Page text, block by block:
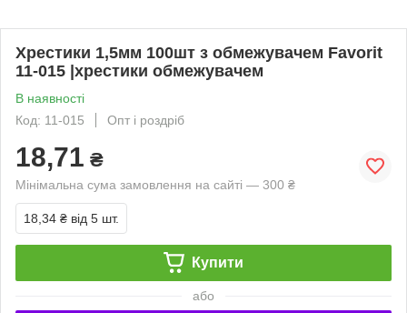
Хрестики 1,5мм 100шт з обмежувачем Favorit
11-015 |хрестики обмежувачем
В наявності
Код: 11-015
Опт і роздріб
18,71 ₴
Мінімальна сума замовлення на сайті — 300 ₴
18,34 ₴ від 5 шт.
Купити
або